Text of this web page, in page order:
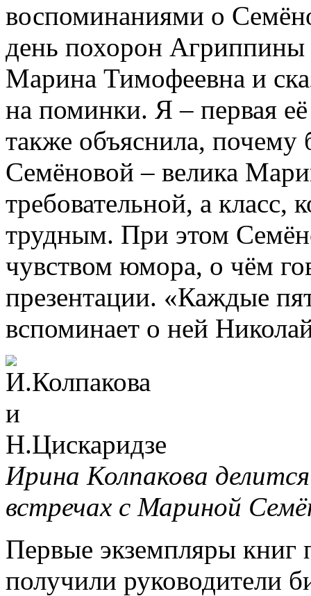
воспоминаниями о
день похорон
Марина Тимофеевна и
на поминки. Я – первая
также объяснила, почему
Семёновой – велика
требовательной, а класс,
трудным. При этом
чувством юмора, о чём
презентации. «Каждые
вспоминает о ней
Ирина Колпакова
встречах с Мариной
Первые экземпляры книг
получили руководители